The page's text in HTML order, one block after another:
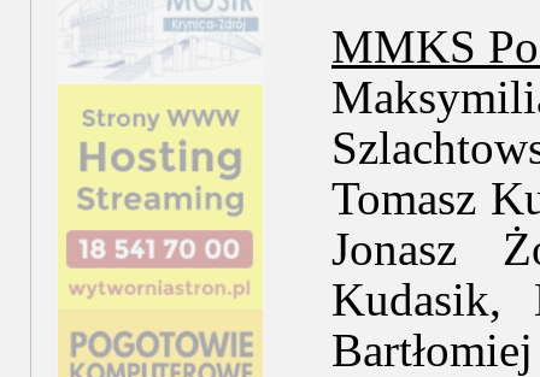
MMKS
Tomasz
Jonasz
Kudasik,